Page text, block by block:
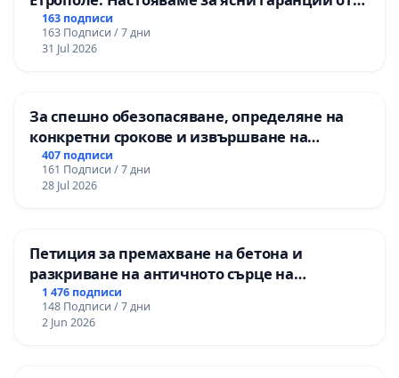
“Елаците-МЕД” АД и от държавата, че ще се
изпълнят всички екологични норми!
163 подписи
163 Подписи / 7 дни
31 Jul 2026
За спешно обезопасяване, определяне на
конкретни срокове и извършване на
цялостна рехабилитация на
републиканския път между пътен възел АМ
„Тракия“ - гр. Ихтиман - с. Мирово - к.к.
407 подписи
161 Подписи / 7 дни
28 Jul 2026
Петиция за премахване на бетона и
разкриване на античното сърце на
Могиланската могила във Враца
1 476 подписи
148 Подписи / 7 дни
2 Jun 2026